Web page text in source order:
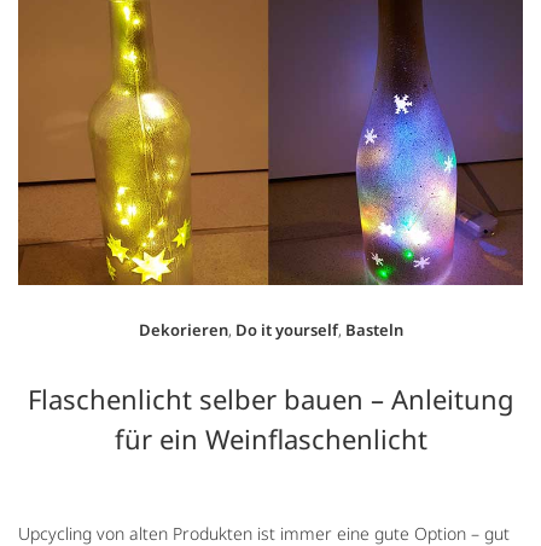
Dekorieren, Do it yourself, Basteln
Flaschenlicht selber bauen – Anleitung
für ein Weinflaschenlicht
Upcycling von alten Produkten ist immer eine gute Option – gut